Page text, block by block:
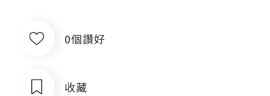
0個讚好
收藏